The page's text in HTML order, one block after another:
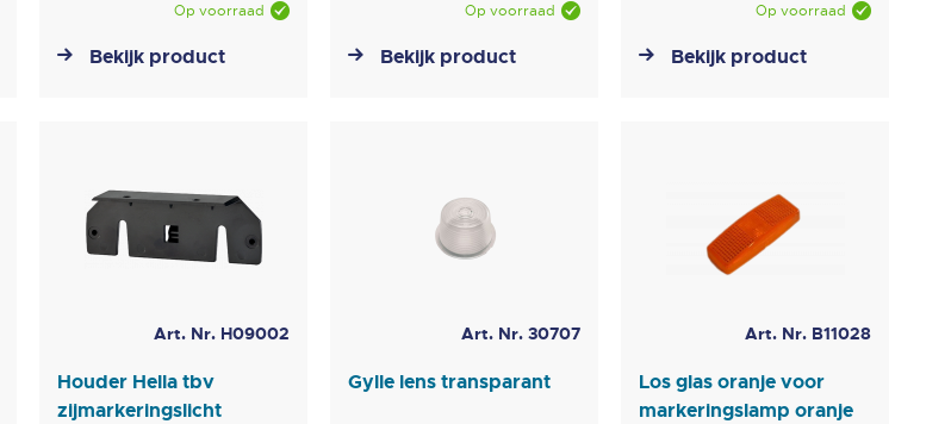
Op voorraad
Bekijk product
Op voorraad
Bekijk product
Op voorraad
Bekijk product
Art. Nr. H09002
Houder Hella tbv
zijmarkeringslicht
Art. Nr. 30707
Gylle lens transparant
Art. Nr. B11028
Los glas oranje voor
markeringslamp oranje